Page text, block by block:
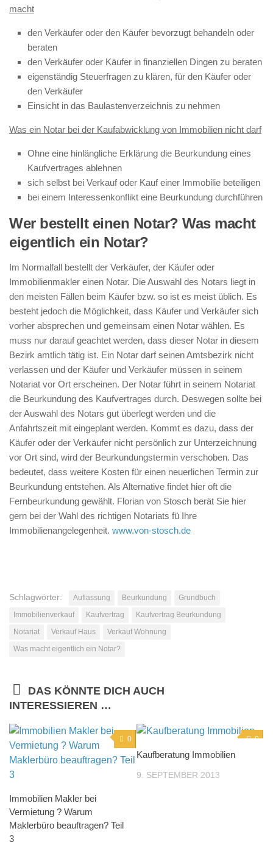
macht
den Verkäufer oder den Käufer bevorzugt behandeln oder
beraten
den Verkäufer oder Käufer in finanziellen Dingen zu beraten
eigenständig Steuerfragen zu klären, für den Käufer oder
den Verkäufer
Einsicht in das Baulastenverzeichnis zu nehmen
Was ein Notar bei der Kaufabwicklung von Immobilien nicht darf
Ohne eine hinlängliche Erklärung die Beurkundung eines
Kaufvertrages ablehnen
sich selbst bei Verkauf oder Kauf einer Immobilie beteiligen
bei einem Interessenkonflikt eine Beurkundung durchführen
Wer bestellt einen Notar? Was macht
eigentlich ein Notar?
Im Normalfall bestellt der Verkäufer, der Käufer oder
Immobilienmakler einen Notar. Die Auswahl des Notars liegt in
den meisten Fällen beim Käufer bzw. so ist es meist üblich. Es
besteht jedoch die Möglichkeit, dass Käufer und Verkäufer sich
vorher absprechen und gemeinsam einen Notar wählen. Es
muss nur darauf geachtet werden, dass dieser Notar in diesem
Bezirk amtlich tätig ist. Ein Notar darf seinen Amtsbezirk nicht
verlassen und der Käufer und Verkäufer müssen in seinem
Notariat vor Ort erscheinen. Der Notar führt in seinem Notariat
die Beurkundung des Kaufvertrages durch. Deswegen sollte bei
der Auswahl des Notars gut überlegt werden und die
Anfahrtszeit mit eingeplant werden. Kommt es dazu, dass der
Käufer oder der Verkäufer nicht persönlich zur Unterzeichnung
vor Ort sind, wird der Beurkundungstermin verschoben. Das
bedeutet, dass weitere Kosten für einen neuerlichen Termin zur
Beurkundung entstehen. Als Alternative findet hier oft die
Fernbeurkundung gewählt. Florian von Stosch berät Sie hier
gern bei der Wahl des richtigen Notariats fü Ihre
Immobilienangelegenheit. www.von-stosch.de
Schlagwörter: Auflassung Beurkundung
Grundbuch
Immobilienverkauf
Kaufvertrag
Kaufvertrag Beurkundung
Notariat
Verkauf Haus
Verkauf Wohnung
Was macht eigentlich ein Notar?
DAS KÖNNTE DICH AUCH
INTERESSIEREN …
0
Immobilien Makler bei
Vermietung ? Warum
Maklerbüro beauftragen? Teil
3
0
Kaufberatung Immobilien
9. SEPTEMBER 2013